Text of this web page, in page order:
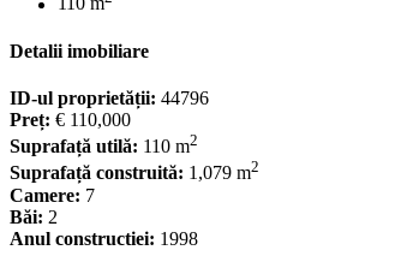
Detalii imobiliare
ID-ul proprietății: 44796
Preț: € 110,000
Suprafață utilă: 110 m2
Suprafață construită: 1,079 m2
Camere: 7
Băi: 2
Anul constructiei: 1998